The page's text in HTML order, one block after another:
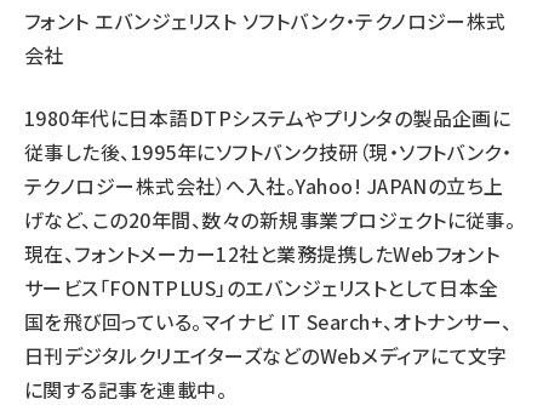
フォント エバンジェリスト ソフトバンク・テクノロジー株式
会社
1980年代に日本語DTPシステムやプリンタの製品企画に
従事した後、1995年にソフトバンク技研（現・ソフトバンク・
テクノロジー株式会社）へ入社。Yahoo! JAPANの立ち上
げなど、この20年間、数々の新規事業プロジェクトに従事。
現在、フォントメーカー12社と業務提携したWebフォント
サービス「FONTPLUS」のエバンジェリストとして日本全
国を飛び回っている。マイナビ IT Search+、オトナンサー、
日刊デジタルクリエイターズなどのWebメディアにて文字
に関する記事を連載中。